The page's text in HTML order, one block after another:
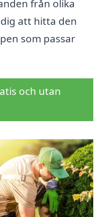
från olika
att hitta den
som passar
och utan